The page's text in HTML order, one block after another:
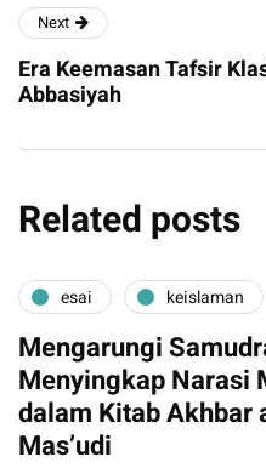
Next
Era Keemasan Tafsir
Abbasiyah
Related posts
esai keislaman
Mengarungi
Menyingkap Narasi
dalam Kitab Akhbar
Mas’udi